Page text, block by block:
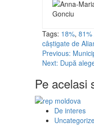
Tags: 18%, 81%
câştigate de
Post
Previous:
Next: După
Pe acelasi
De interes